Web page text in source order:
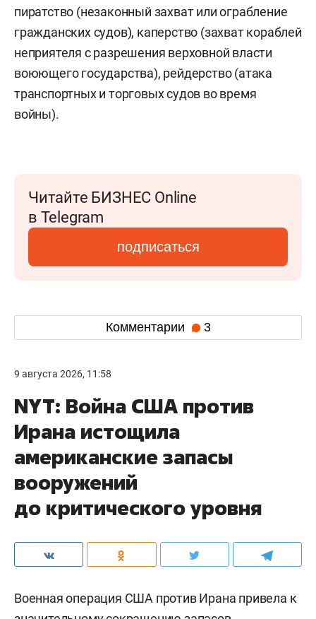
пиратство (незаконный захват или ограбление
гражданских судов), каперство (захват кораблей
неприятеля с разрешения верховной власти
воюющего государства), рейдерство (атака
транспортных и торговых судов во время
войны).
Читайте БИЗНЕС Online
в Telegram
подписаться
Комментарии 3
9 августа 2026, 11:58
NYT: Война США против
Ирана истощила
американские запасы
вооружений
до критического уровня
Военная операция США против Ирана привела к